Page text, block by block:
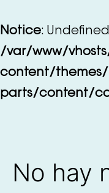
al
contenido
Notice:
/var/www/
content/
parts/content/
No hay